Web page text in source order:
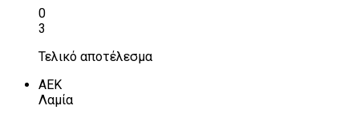
0
3
Τελικό αποτέλεσμα
ΑΕΚ
Λαμία